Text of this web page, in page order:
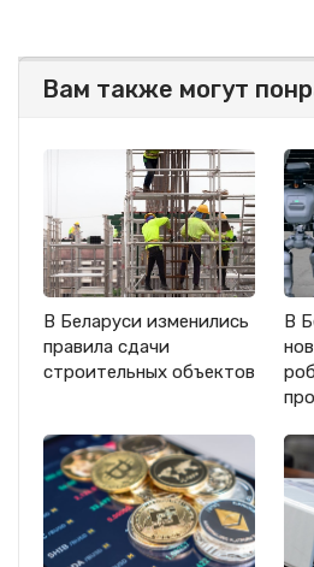
Вам также могут
В Беларуси изменились
правила сдачи
строительных объектов
В